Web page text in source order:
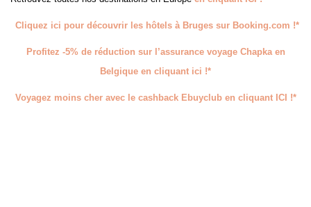
Cliquez ici pour découvrir les hôtels à Bruges sur Booking.com !*
Profitez -5% de réduction sur l’assurance voyage Chapka en
Belgique en cliquant ici !*
Voyagez moins cher avec le cashback Ebuyclub en cliquant ICI !*